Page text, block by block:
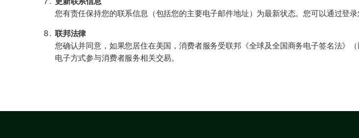
您有责任保持您的联系信息（包括您的主要电子邮件地址）为最新状态。您可以通过登录
联邦法律
您确认并同意，如果您居住在美国，消费者服务受联邦《全球及全国商务电子签名法》
电子方式参与消费者服务相关交易。